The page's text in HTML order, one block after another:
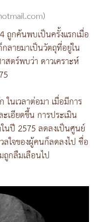
ถูกค้นพบเป็นครั้งแรกเมื่อ
ลายมาเป็นวัตถุที่อยู่ใน
สตร์พบว่า ดาวเคราะห์
นเวลาต่อมา เมื่อมีการ
เอียดขึ้น การประเมิน
นปี 2575 ลดลงเป็นศูนย์
ใจของผู้คนก็ลดลงไป ชื่อ
ถูกลืมเลือนไป